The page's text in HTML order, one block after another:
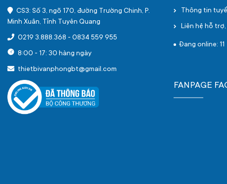
CS3: Số 3, ngõ 170, đường Trường Chinh, P.
Minh Xuân, Tỉnh Tuyên Quang
0219 3.888.368 - 0834 559 955
8:00 - 17: 30 hàng ngày
thietbivanphongbt@gmail.com
Thông tin
Liên hệ hỗ
Đang online: 11
FANPAGE